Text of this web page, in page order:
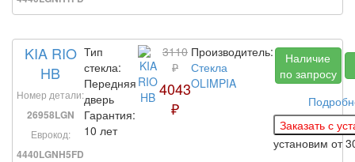
KIA RIO
HB
Номер детали:
26958LGN
Еврокод:
4440LGNH5FD
Тип
стекла:
Передняя
дверь
Гарантия:
10 лет
3110
₽
4043
₽
Производитель:
Стекла
OLIMPIA
Наличие
по запросу
установим от